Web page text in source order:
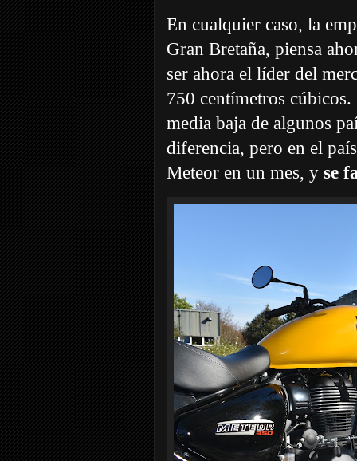
En cualquier caso, la
Gran Bretaña, piensa
ser ahora el líder del
750 centímetros cúbicos.
media baja de algunos
diferencia, pero en el
Meteor en un mes, y se